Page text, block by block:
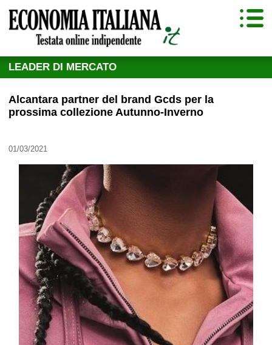
LEADER DI MERCATO
Alcantara partner del brand Gcds per la
prossima collezione Autunno-Inverno
01/03/2021